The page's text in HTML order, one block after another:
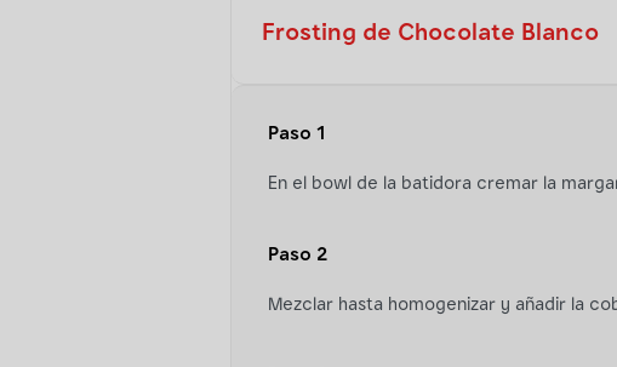
Frosting de Chocolate Blanco
Paso 1
En el bowl de la batidora cremar la
Paso 2
Mezclar hasta homogenizar y añadir la